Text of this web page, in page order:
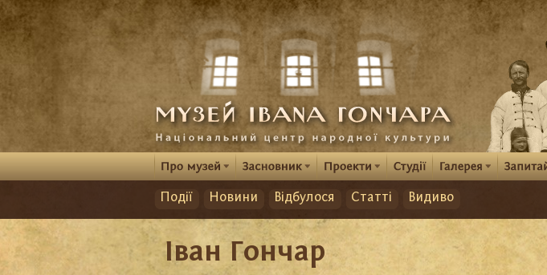
Події Новини Відбулося Статті Видиво
Іван Гончар